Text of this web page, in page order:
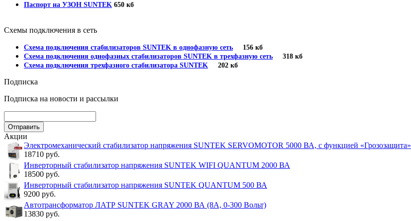
Паспорт на УЗОН SUNTEK 650 кб
Схемы подключения в сеть
Схема подключения стабилизаторов SUNTEK в однофазную сеть 156 кб
Схема подключения однофазных стабилизаторов SUNTEK в трехфазную сеть 318 кб
Схема подключения трехфазного стабилизатора SUNTEK 202 кб
Подписка
Подписка на новости и рассылки
Акции
Электромеханический стабилизатор напряжения SUNTEK SERVOMOTOR 5000 ВА, с функцией «Грозозащита»
18710 руб.
Инверторный стабилизатор напряжения SUNTEK WIFI QUANTUM 2000 ВА
18500 руб.
Инверторный стабилизатор напряжения SUNTEK QUANTUM 500 ВА
9200 руб.
Автотрансформатор ЛАТР SUNTEK GRAY 2000 ВА (8А, 0-300 Вольт)
13830 руб.